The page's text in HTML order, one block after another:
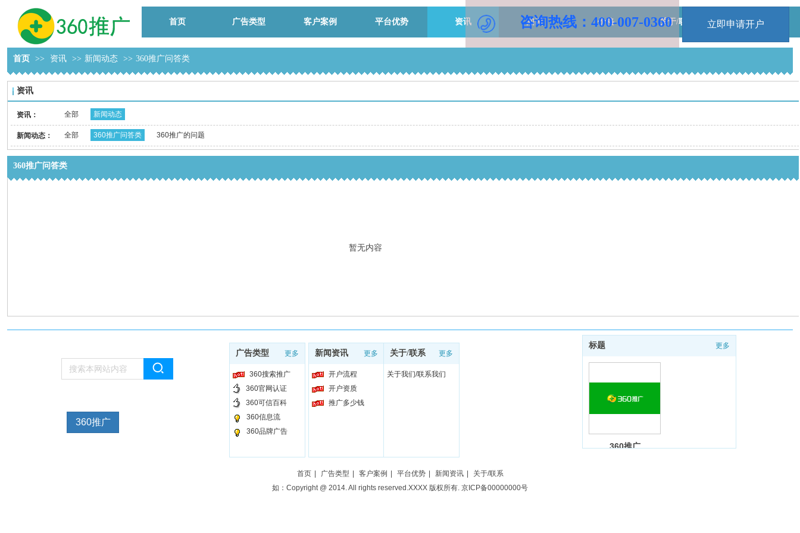
咨询热线：400-007-0360 立即申请开户
首页 广告类型 客户案例 平台优势 资讯 知识 价格 关于/联系
首页 >> 资讯 >> 新闻动态 >> 360推广问答类
资讯
资讯： 全部 新闻动态
新闻动态： 全部 360推广问答类 360推广的问题
360推广问答类
暂无内容
新闻资讯 更多
开户流程
开户资质
推广多少钱
关于/联系 更多
关于我们/联系我们
标题 更多
360推广
广告类型 更多
360搜索推广
360官网认证
360可信百科
360信息流
360品牌广告
360推广
首页 广告类型 客户案例 平台优势 新闻资讯
关于/联系
如：Copyright @ 2014. All rights reserved.XXXX 版权所有. 京ICP备00000000号